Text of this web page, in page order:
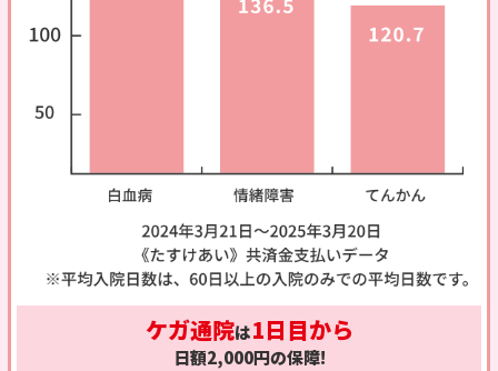
ケガ通院は1日目から
日額2,000円の保障!